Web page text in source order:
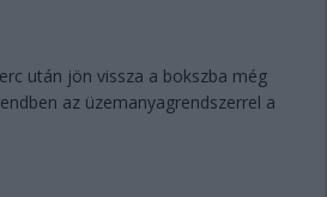
után jön vissza a bokszba még
az üzemanyagrendszerrel a